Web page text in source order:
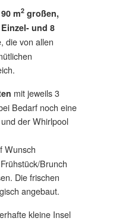
90 m2großen,
und 8
die von allen
mit jeweils 3
Bedarf noch eine
der Whirlpool
Wunsch
Brunch
Die frischen
angebaut.
kleine Insel